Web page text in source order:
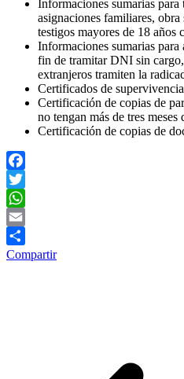
Informaciones sumarias
asignaciones familiares,
testigos mayores de 18 años
Informaciones sumarias
fin de tramitar DNI sin
extranjeros tramiten la
Certificados de supervivencia
Certificación de copias de
no tengan más de tres meses
Certificación de copias de
Facebook
Twitter
WhatsApp
Email
Compartir